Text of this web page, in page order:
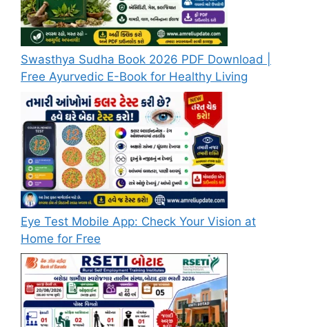
Swasthya Sudha Book 2026 PDF Download |
Free Ayurvedic E-Book for Healthy Living
Eye Test Mobile App: Check Your Vision at
Home for Free